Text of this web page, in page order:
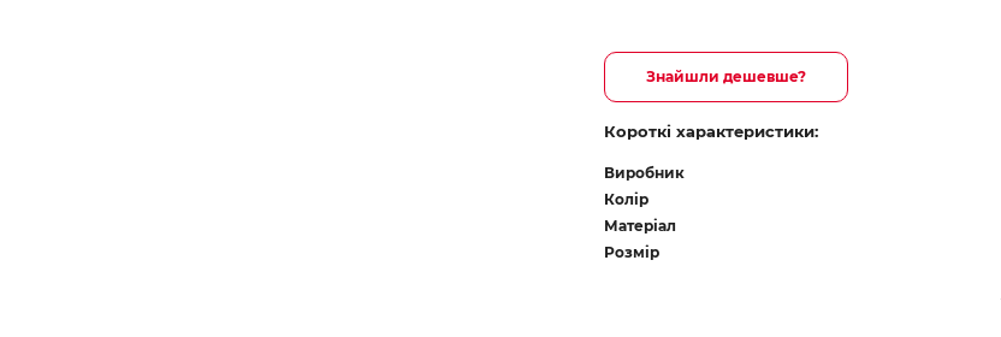
Знайшли дешевше?
Короткі характеристики:
Виробник
Колір
Матеріал
Розмір